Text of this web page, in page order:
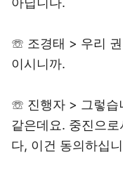
☏ 조경태 > 우리
이시니까.
☏ 진행자 > 그렇습
같은데요. 중진으
다, 이건 동의하십